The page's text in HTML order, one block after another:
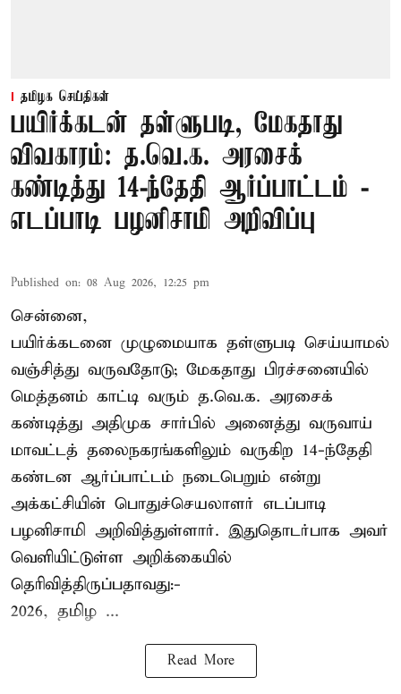
தமிழக செய்திகள்
பயிர்க்கடன் தள்ளுபடி, மேகதாது
விவகாரம்: த.வெ.க. அரசைக்
கண்டித்து 14-ந்தேதி ஆர்ப்பாட்டம் -
எடப்பாடி பழனிசாமி அறிவிப்பு
Published on: 08 Aug 2026, 12:25 pm
சென்னை,
பயிர்க்கடனை முழுமையாக தள்ளுபடி செய்யாமல்
வஞ்சித்து வருவதோடு; மேகதாது பிரச்சனையில்
மெத்தனம் காட்டி வரும் த.வெ.க. அரசைக்
கண்டித்து அதிமுக சார்பில் அனைத்து வருவாய்
மாவட்டத் தலைநகரங்களிலும் வருகிற 14-ந்தேதி
கண்டன ஆர்ப்பாட்டம் நடைபெறும் என்று
அக்கட்சியின் பொதுச்செயலாளர் எடப்பாடி
பழனிசாமி அறிவித்துள்ளார். இதுதொடர்பாக அவர்
வெளியிட்டுள்ள அறிக்கையில்
தெரிவித்திருப்பதாவது:-
2026, தமிழ ...
Read More